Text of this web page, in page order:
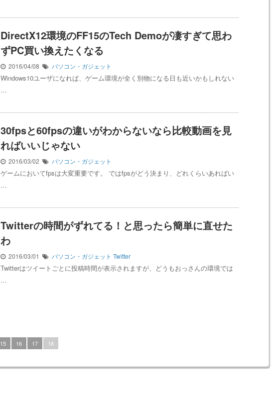
DirectX12環境のFF15のTech Demoが凄すぎて思わ
ずPC買い換えたくなる
2016/04/08 パソコン・ガジェット
Windows10ユーザになれば、ゲーム環境が全く別物になる日も近いかもしれない
…
30fpsと60fpsの違いがわからないなら比較動画を見
ればいいじゃない
2016/03/02 パソコン・ガジェット
ゲームにおいてfpsは大変重要です。 ではfpsがどう決まり、どれくらいあればい
…
Twitterの時間がずれてる！と思ったら簡単に直せた
わ
2016/03/01 パソコン・ガジェット Twitter
Twitterはツイートごとに投稿時間が表示されますが、どうもおっさんの環境では
…
15 16 17 18